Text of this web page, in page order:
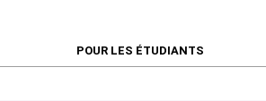
POUR LES ÉTUDIANTS